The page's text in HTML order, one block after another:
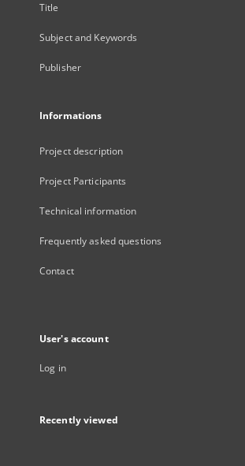
Title
Subject and Keywords
Publisher
Informations
Project description
Project Participants
Technical information
Frequently asked questions
Contact
User's account
Log in
Recently viewed